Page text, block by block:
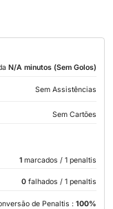
N/A minutos (Sem Golos)
Sem Assistências
Sem Cartões
1 marcados / 1 penaltis
0 falhados / 1 penaltis
de Penaltis : 100%